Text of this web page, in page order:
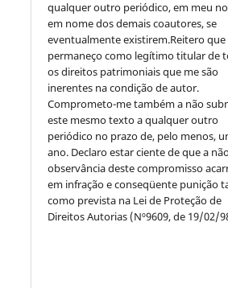
qualquer outro periódico, em meu
em nome dos demais coautores, se
eventualmente existirem.Reitero que
permaneço como legítimo titular de
os direitos patrimoniais que me são
inerentes na condição de autor.
Comprometo-me também a não
este mesmo texto a qualquer outro
periódico no prazo de, pelo menos,
ano. Declaro estar ciente de que a
observância deste compromisso
em infração e conseqüente punição
como prevista na Lei de Proteção de
Direitos Autorias (Nº9609, de 19/02/